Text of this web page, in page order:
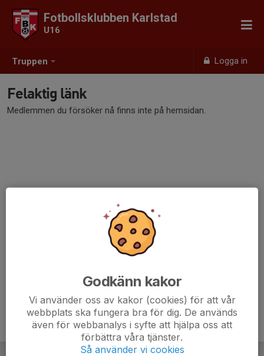
Truppen Logga in
Fotbollsklubben Karlstad
U16
Felaktig länk
Medlemmen du försöker nå finns inte på hemsidan.
Godkänn kakor
Vi använder oss av kakor (cookies) för att vår
webbplats ska fungera bra för dig. De används
även för webbanalys i syfte att hjälpa oss att
förbättra våra tjänster.
Så använder vi cookies